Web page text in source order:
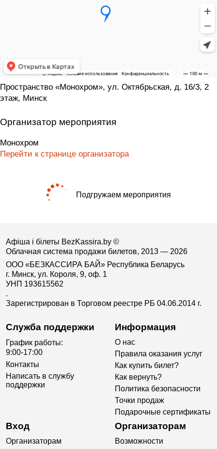
Пространство «Монохром», ул. Октябрьская, д. 16/3, 2
этаж, Минск
Организатор мероприятия
Монохром
Перейти к странице организатора
Подгружаем мероприятия
Афіша і білеты BezKassira.by ©
Облачная система продажи билетов, 2013 — 2026
ООО «БЕЗКАССИРА БАЙ» Республика Беларусь
г. Минск, ул. Короля, 9, оф. 1
УНП 193615562
.
Зарегистрирован в Торговом реестре РБ 04.06.2014 г.
Служба поддержки
График работы:
9:00-17:00
Контакты
Написать в службу
поддержки
Информация
О нас
Правила оказания услуг
Как купить билет?
Как вернуть?
Политика безопасности
Точки продаж
Подарочные сертификаты
Вход
Организаторам
Организаторам
Возможности